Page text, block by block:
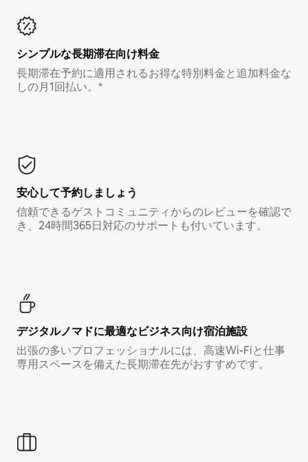
シンプルな長期滞在向け料金
長期滞在予約に適用されるお得な特別料金と追加料金な
しの月1回払い。*
安心して予約しましょう
信頼できるゲストコミュニティからのレビューを確認で
き、24時間365日対応のサポートも付いています。
デジタルノマド⁠に最⁠適⁠なビ⁠ジ⁠ネ⁠ス⁠向⁠け宿⁠泊⁠施⁠設
出張の多いプロフェッショナルには、高速Wi-Fiと仕事
専用スペースを備えた長期滞在先がおすすめです。